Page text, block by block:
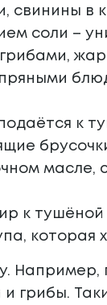
свинины в
соли –
к
масле,
к
грибы.